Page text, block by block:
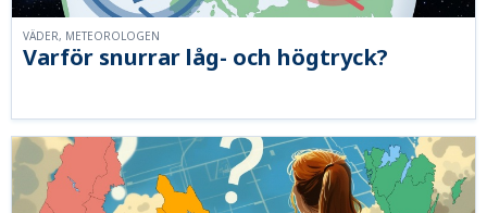
Varför snurrar låg- och högtryck?
VÄDER, METEOROLOGEN